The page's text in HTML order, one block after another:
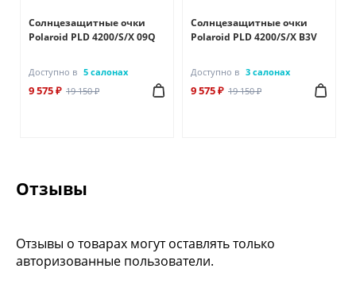
Солнцезащитные очки
Polaroid PLD 4200/S/X 09Q
Доступно в 5 салонах
9 575 ₽ 19 150 ₽
Солнцезащитные очки
Polaroid PLD 4200/S/X B3V
Доступно в 3 салонах
9 575 ₽ 19 150 ₽
Отзывы
Отзывы о товарах могут оставлять только
авторизованные пользователи.